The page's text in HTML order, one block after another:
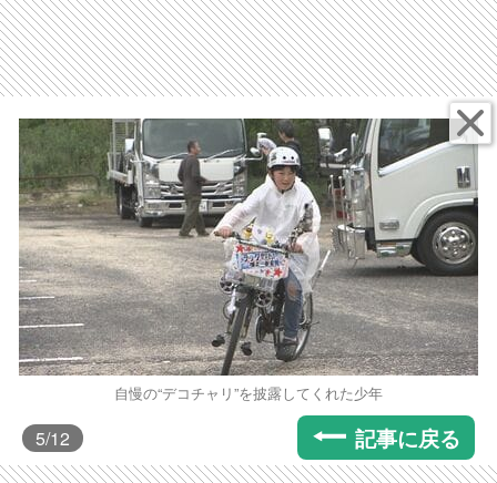
自慢の“デコチャリ”を披露してくれた少年
5/12 記事に戻る